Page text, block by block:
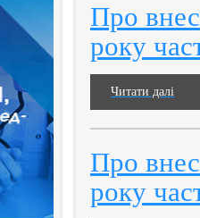
Про
року
Читати далі
Про
року